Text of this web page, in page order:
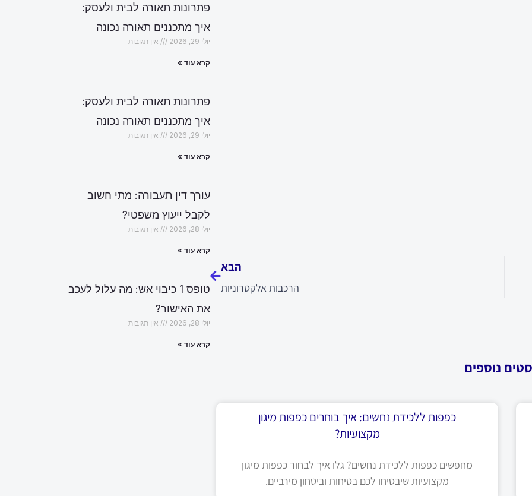
הבא
הרכבות אלקטרוניות
נוספים
כפפות ללכידת נחשים: איך בוחרים כפפות מיגון
מקצועיות?
מחפשים כפפות ללכידת נחשים? גלו איך לבחור כפפות מיגון
מקצועיות שיבטיחו לכם בטיחות וביטחון מירביים.
פתרונות תאורה לבית ולעסק:
איך מתכננים תאורה נכונה
יולי 29, 2026 אין תגובות
קרא עוד »
פתרונות תאורה לבית ולעסק:
איך מתכננים תאורה נכונה
יולי 29, 2026 אין תגובות
קרא עוד »
עורך דין תעבורה: מתי חשוב
לקבל ייעוץ משפטי?
יולי 28, 2026 אין תגובות
קרא עוד »
טופס 1 כיבוי אש: מה עלול לעכב
את האישור?
יולי 28, 2026 אין תגובות
קרא עוד »